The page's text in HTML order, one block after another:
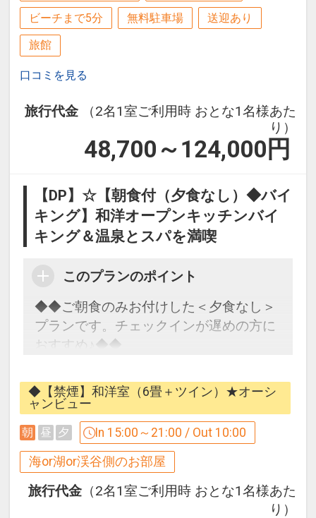
ビーチまで5分 無料駐車場 送迎あり
旅館
口コミを見る
旅行代金
（2名1室ご利用時 おとな1名様あた
り）
48,700～124,000 円
【DP】☆【朝食付（夕食なし）◆バイ
キング】和洋オープンキッチンバイ
キング＆温泉とスパを満喫
このプランのポイント
◆◆ご朝食のみお付けした＜夕食なし＞
プランです。チェックインが遅めの方に
おすすめ♪◆◆
■■水着で遊べる「スパ三日月」について
■■
ホテルにご宿泊のお客様は当日・翌日入
場無料でご利用OK！（タオル付）
ご利用時間：宿泊日＆翌日の10：00～終
了時間はご利用日、スパ内容によって異
なります。
◆【禁煙】和洋室（6畳＋ツイン）★オーシ
ャンビュー
朝 昼 夕 In 15:00～21:00 / Out 10:00
海or湖or渓谷側のお部屋
旅行代金 （2名1室ご利用時 おとな1名様あた
り）